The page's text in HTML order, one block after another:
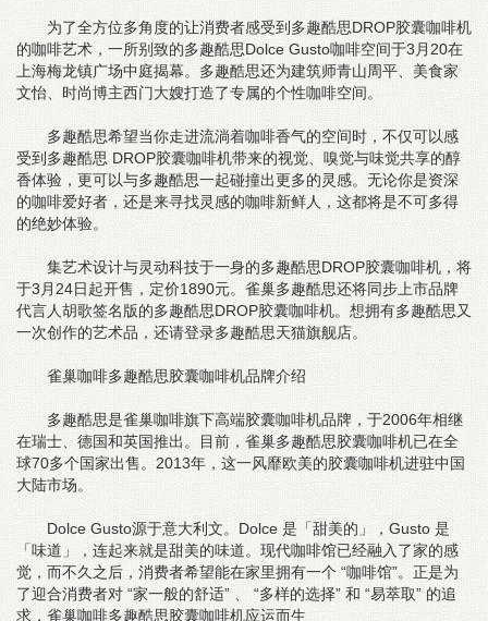
为了全方位多角度的让消费者感受到多趣酷思DROP胶囊咖啡机
的咖啡艺术，一所别致的多趣酷思Dolce Gusto咖啡空间于3月20在
上海梅龙镇广场中庭揭幕。多趣酷思还为建筑师青山周平、美食家
文怡、时尚博主西门大嫂打造了专属的个性咖啡空间。
多趣酷思希望当你走进流淌着咖啡香气的空间时，不仅可以感
受到多趣酷思 DROP胶囊咖啡机带来的视觉、嗅觉与味觉共享的醇
香体验，更可以与多趣酷思一起碰撞出更多的灵感。无论你是资深
的咖啡爱好者，还是来寻找灵感的咖啡新鲜人，这都将是不可多得
的绝妙体验。
集艺术设计与灵动科技于一身的多趣酷思DROP胶囊咖啡机，将
于3月24日起开售，定价1890元。雀巢多趣酷思还将同步上市品牌
代言人胡歌签名版的多趣酷思DROP胶囊咖啡机。想拥有多趣酷思又
一次创作的艺术品，还请登录多趣酷思天猫旗舰店。
雀巢咖啡多趣酷思胶囊咖啡机品牌介绍
多趣酷思是雀巢咖啡旗下高端胶囊咖啡机品牌，于2006年相继
在瑞士、德国和英国推出。目前，雀巢多趣酷思胶囊咖啡机已在全
球70多个国家出售。2013年，这一风靡欧美的胶囊咖啡机进驻中国
大陆市场。
Dolce Gusto源于意大利文。Dolce 是「甜美的」，Gusto 是
「味道」，连起来就是甜美的味道。现代咖啡馆已经融入了家的感
觉，而不久之后，消费者希望能在家里拥有一个 “咖啡馆”。正是为
了迎合消费者对 “家一般的舒适” 、 “多样的选择” 和 “易萃取” 的追
求，雀巢咖啡多趣酷思胶囊咖啡机应运而生